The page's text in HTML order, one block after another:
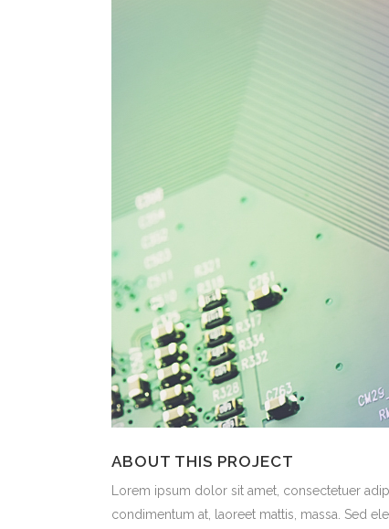
ABOUT THIS PROJECT
Lorem ipsum dolor sit amet, consectetuer
condimentum at, laoreet mattis, massa. Sed